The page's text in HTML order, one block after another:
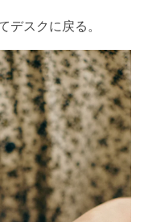
デスクに戻る。